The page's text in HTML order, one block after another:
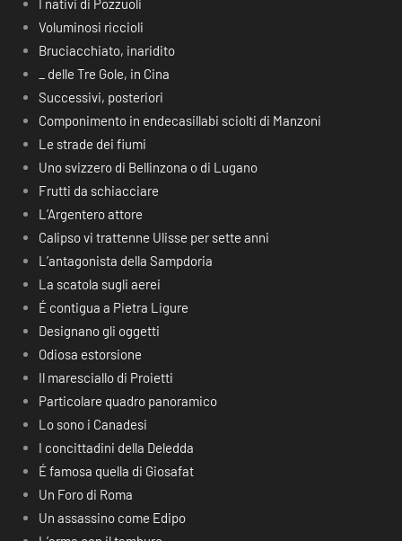
I nativi di Pozzuoli
Voluminosi riccioli
Bruciacchiato, inaridito
_ delle Tre Gole, in Cina
Successivi, posteriori
Componimento in endecasillabi sciolti di Manzoni
Le strade dei fiumi
Uno svizzero di Bellinzona o di Lugano
Frutti da schiacciare
L’Argentero attore
Calipso vi trattenne Ulisse per sette anni
L’antagonista della Sampdoria
La scatola sugli aerei
É contigua a Pietra Ligure
Designano gli oggetti
Odiosa estorsione
Il maresciallo di Proietti
Particolare quadro panoramico
Lo sono i Canadesi
I concittadini della Deledda
É famosa quella di Giosafat
Un Foro di Roma
Un assassino come Edipo